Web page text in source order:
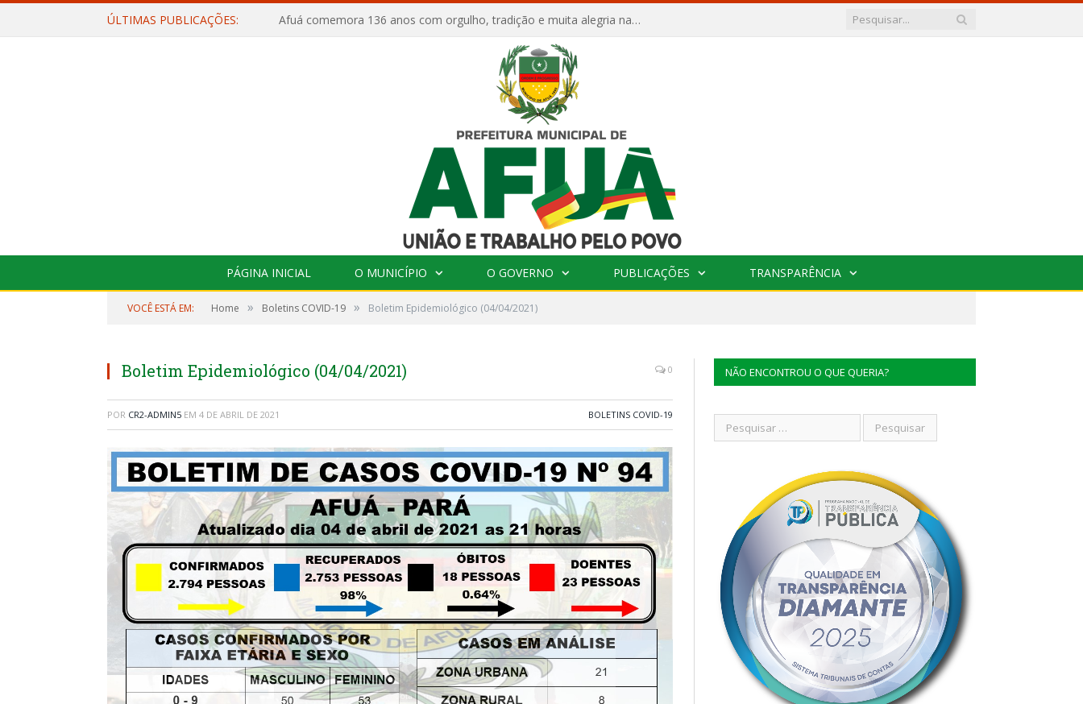
ÚLTIMAS PUBLICAÇÕES: Afuá comemora 136 anos com orgulho, tradição e muita alegria na Quadra Dr. Nelson Salomão
PÁGINA INICIAL O MUNICÍPIO O GOVERNO PUBLICAÇÕES TRANSPARÊNCIA
VOCÊ ESTÁ EM: Home » Boletins COVID-19 » Boletim Epidemiológico (04/04/2021)
Boletim Epidemiológico (04/04/2021) 0
POR CR2-ADMIN5 EM 4 DE ABRIL DE 2021 BOLETINS COVID-19
NÃO ENCONTROU O QUE QUERIA?